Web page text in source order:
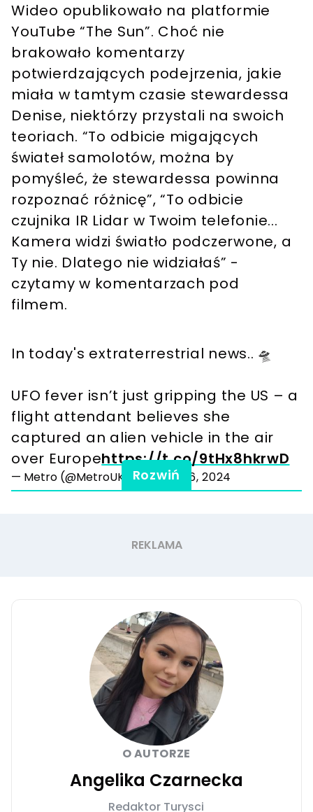
Wideo opublikowało na platformie
YouTube “The Sun”. Choć nie
brakowało komentarzy
potwierdzających podejrzenia, jakie
miała w tamtym czasie stewardessa
Denise, niektórzy przystali na swoich
teoriach. “To odbicie migających
świateł samolotów, można by
pomyśleć, że stewardessa powinna
rozpoznać różnicę”, “To odbicie
czujnika IR Lidar w Twoim telefonie...
Kamera widzi światło podczerwone, a
Ty nie. Dlatego nie widziałaś” -
czytamy w komentarzach pod
filmem.
In today's extraterrestrial news.. 🛸
UFO fever isn’t just gripping the US – a
flight attendant believes she
captured an alien vehicle in the air
over Europehttps://t.co/9tHx8hkrwD
— Metro (@MetroUK) January 16, 2024
Rozwiń
O AUTORZE
Angelika Czarnecka
Redaktor Turysci